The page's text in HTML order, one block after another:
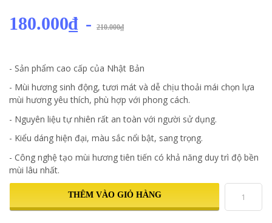
180.000₫ - 210.000₫
- Sản phẩm cao cấp của Nhật Bản
- Mùi hương sinh động, tươi mát và dễ chịu thoải mái chọn lựa
mùi hương yêu thích, phù hợp với phong cách.
- Nguyên liệu tự nhiên rất an toàn với người sử dụng.
- Kiểu dáng hiện đại, màu sắc nổi bật, sang trọng.
- Công nghệ tạo mùi hương tiên tiến có khả năng duy trì độ bền
mùi lâu nhất.
THÊM VÀO GIỎ HÀNG